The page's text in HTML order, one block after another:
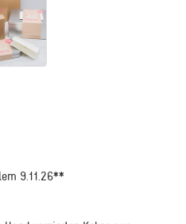
9.11.26**